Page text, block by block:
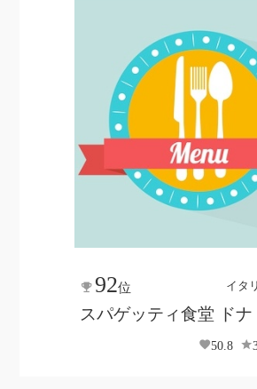
イタ
92位
スパゲッティ食堂 ド
50.8